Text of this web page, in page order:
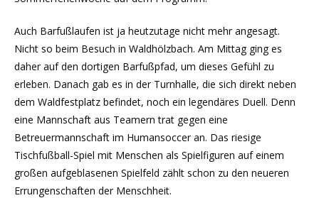
Auch Barfußlaufen ist ja heutzutage nicht mehr angesagt.
Nicht so beim Besuch in Waldhölzbach. Am Mittag ging es
daher auf den dortigen Barfußpfad, um dieses Gefühl zu
erleben. Danach gab es in der Turnhalle, die sich direkt neben
dem Waldfestplatz befindet, noch ein legendäres Duell. Denn
eine Mannschaft aus Teamern trat gegen eine
Betreuermannschaft im Humansoccer an. Das riesige
Tischfußball-Spiel mit Menschen als Spielfiguren auf einem
großen aufgeblasenen Spielfeld zählt schon zu den neueren
Errungenschaften der Menschheit.